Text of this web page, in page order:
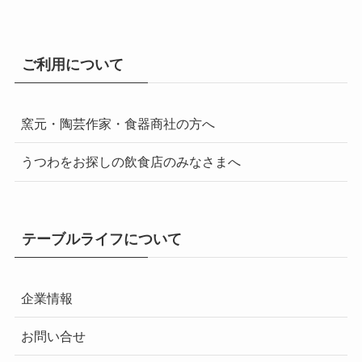
ご利用について
窯元・陶芸作家・食器商社の方へ
うつわをお探しの飲食店のみなさまへ
テーブルライフについて
企業情報
お問い合せ